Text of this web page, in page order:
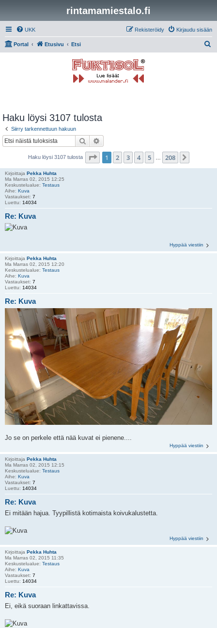
rintamamiestalo.fi
UKK Kirjaudu sisään
Rekisteröidy
Portal Etusivu Etsi
Haku löysi 3107 tulosta
Siirry tarkennettuun hakuun
Etsi
Haku löysi 3107 tulosta Sivu /208
1 2 3 4 5 208
Kirjoittaja Pekka Huhta
Ma Marras 02, 2015 12:25
Keskustelualue: Testaus
Aihe: Kuva
Vastaukset: 7
Luettu: 14034
Re: Kuva
Hyppää viestiin
Kirjoittaja Pekka Huhta
Ma Marras 02, 2015 12:20
Keskustelualue: Testaus
Aihe: Kuva
Vastaukset: 7
Luettu: 14034
Re: Kuva
Jo se on perkele että nää kuvat ei pienene....
Hyppää viestiin
Kirjoittaja Pekka Huhta
Ma Marras 02, 2015 12:15
Keskustelualue: Testaus
Aihe: Kuva
Vastaukset: 7
Luettu: 14034
Re: Kuva
Ei mitään hajua. Tyypillistä kotimaista koivukalustetta.
Hyppää viestiin
Kirjoittaja Pekka Huhta
Ma Marras 02, 2015 11:35
Keskustelualue: Testaus
Aihe: Kuva
Vastaukset: 7
Luettu: 14034
Re: Kuva
Ei, eikä suoraan linkattavissa.